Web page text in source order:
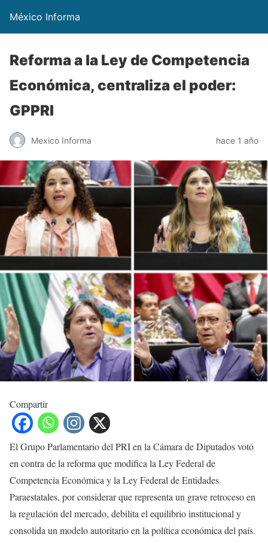
México Informa
Reforma a la Ley de Competencia
Económica, centraliza el poder:
GPPRI
Mexico Informa hace 1 año
Compartir
El Grupo Parlamentario del PRI en la Cámara de Diputados votó
en contra de la reforma que modifica la Ley Federal de
Competencia Económica y la Ley Federal de Entidades
Paraestatales, por considerar que representa un grave retroceso en
la regulación del mercado, debilita el equilibrio institucional y
consolida un modelo autoritario en la política económica del país.